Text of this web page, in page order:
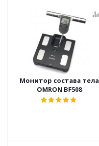
Монитор состава тела
OMRON BF508